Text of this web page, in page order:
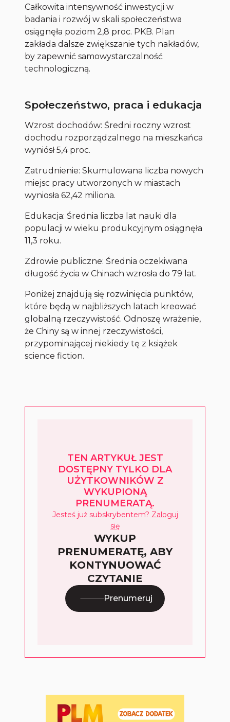
Całkowita intensywność inwestycji w
badania i rozwój w skali społeczeństwa
osiągnęła poziom 2,8 proc. PKB. Plan
zakłada dalsze zwiększanie tych nakładów,
by zapewnić samowystarczalność
technologiczną.
Społeczeństwo, praca i edukacja
Wzrost dochodów: Średni roczny wzrost
dochodu rozporządzalnego na mieszkańca
wyniósł 5,4 proc.
Zatrudnienie: Skumulowana liczba nowych
miejsc pracy utworzonych w miastach
wyniosła 62,42 miliona.
Edukacja: Średnia liczba lat nauki dla
populacji w wieku produkcyjnym osiągnęła
11,3 roku.
Zdrowie publiczne: Średnia oczekiwana
długość życia w Chinach wzrosła do 79 lat.
Poniżej znajdują się rozwinięcia punktów,
które będą w najbliższych latach kreować
globalną rzeczywistość. Odnoszę wrażenie,
że Chiny są w innej rzeczywistości,
przypominającej niekiedy tę z książek
science fiction.
TEN ARTYKUŁ JEST
DOSTĘPNY TYLKO DLA
UŻYTKOWNIKÓW Z
WYKUPIONĄ
PRENUMERATĄ.
Jesteś już subskrybentem? Zaloguj
się
WYKUP
PRENUMERATĘ, ABY
KONTYNUOWAĆ
CZYTANIE
Prenumeruj